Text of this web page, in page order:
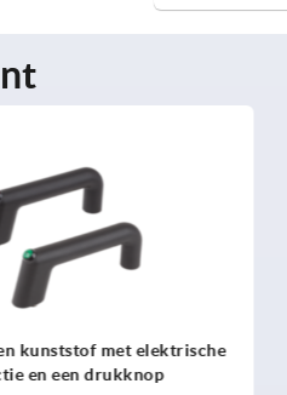
vierkant